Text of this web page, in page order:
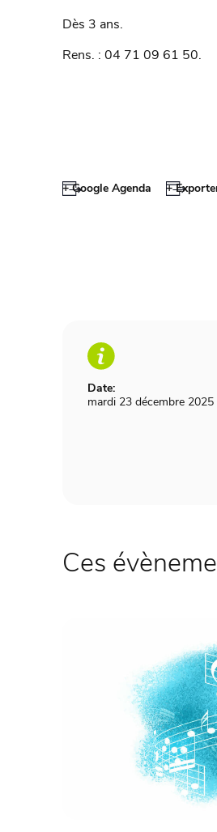
Dès 3 ans.
Rens. : 04 71 09 61 50.
+ Google Agenda +
Date:
mardi 23 décembre 2025
Ces